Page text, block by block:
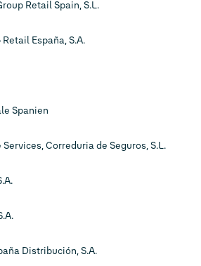
Retail Spain, S.L.
España, S.A.
Spanien
Correduria de Seguros, S.L.
Distribución, S.A.